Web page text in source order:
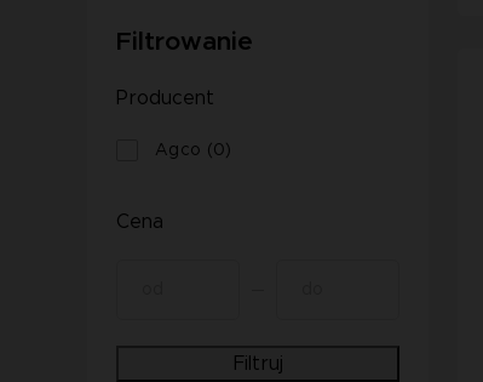
Filtrowanie
Producent
Agco (0)
Cena
Filtruj